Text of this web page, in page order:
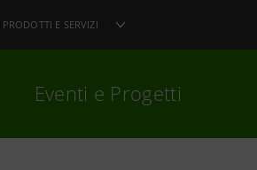
PRODOTTI E SERVIZI
Eventi e Progetti